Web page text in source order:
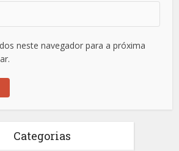
neste navegador para a próxima
Categorias